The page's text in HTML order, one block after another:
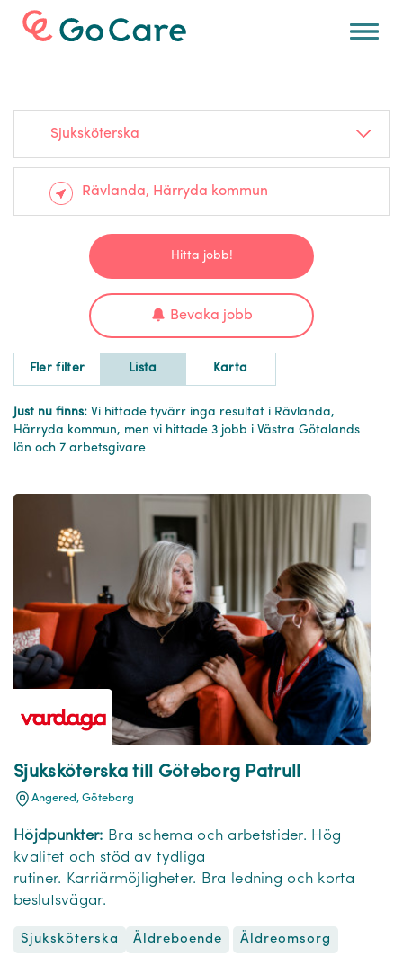
För arbetsgivare
Sjuksköterska
Hitta jobb!
Bevaka jobb
Fler filter Lista Karta
Just nu finns: Vi hittade tyvärr inga resultat i Rävlanda,
Härryda kommun, men vi hittade 3 jobb i Västra Götalands
län och 7 arbetsgivare
Sjuksköterska till Göteborg Patrull
Angered, Göteborg
Höjdpunkter: Bra schema och arbetstider. Hög
kvalitet och stöd av tydliga
rutiner. Karriärmöjligheter. Bra ledning och korta
beslutsvägar.
Sjuksköterska Äldreboende Äldreomsorg